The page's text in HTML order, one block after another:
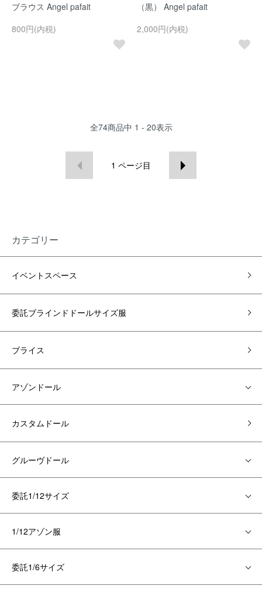
ブラウス Angel pafait
800円(内税)
（黒） Angel pafait
2,000円(内税)
全74商品中 1 - 20表示
1 ページ目
カテゴリー
イベントスペース
委託ブラインドドールサイズ服
ブライス
アゾンドール
カスタムドール
グルーヴドール
委託1/12サイズ
1/12アゾン服
委託1/6サイズ